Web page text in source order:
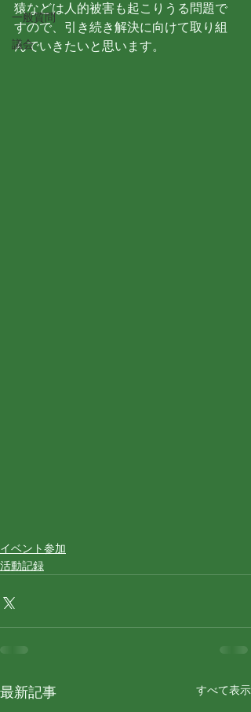
一般質問
議会
猿などは人的被害も起こりうる問題で
すので、引き続き解決に向けて取り組
んでいきたいと思います。
イベント参加
活動記録
最新記事 すべて表示